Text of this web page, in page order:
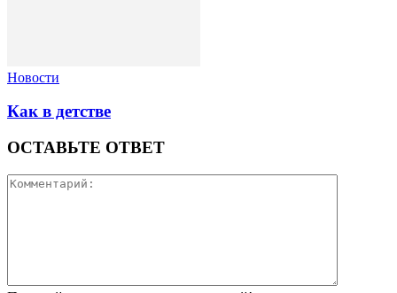
Новости
Как в детстве
ОСТАВЬТЕ ОТВЕТ